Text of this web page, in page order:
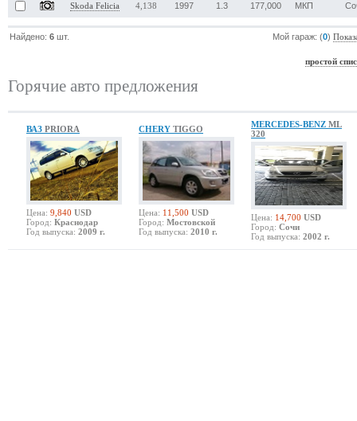
Skoda Felicia 4,138 1997 1.3 177,000 МКП
Найдено:6 шт. Мой гараж: (0)
простой
Горячие авто предложения
ВАЗ PRIORA
Цена: 9,840 USD
Город: Краснодар
Год выпуска: 2009 г.
CHERY TIGGO
Цена: 11,500 USD
Город: Мостовской
Год выпуска: 2010 г.
MERCEDES-BENZ ML
320
Цена: 14,700 USD
Город: Сочи
Год выпуска: 2002 г.